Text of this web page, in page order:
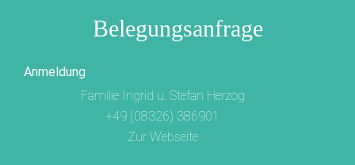
Belegungsanfrage
Anmeldung
Familie Ingrid u. Stefan Herzog
+49 (08326) 386901
Zur Webseite